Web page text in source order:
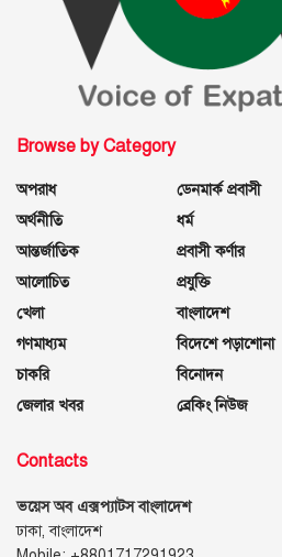
Browse by Category
অপরাধ
অর্থনীতি
আন্তর্জাতিক
আলোচিত
খেলা
গণমাধ্যম
চাকরি
জেলার খবর
ডেনমার্ক প্রবাসী
ধর্ম
প্রবাসী কর্ণার
প্রযুক্তি
বাংলাদেশ
বিদেশে পড়াশোনা
বিনোদন
ব্রেকিং নিউজ
Contacts
ভয়েস অব এক্সপ্যাটস বাংলাদেশ
ঢাকা, বাংলাদেশ